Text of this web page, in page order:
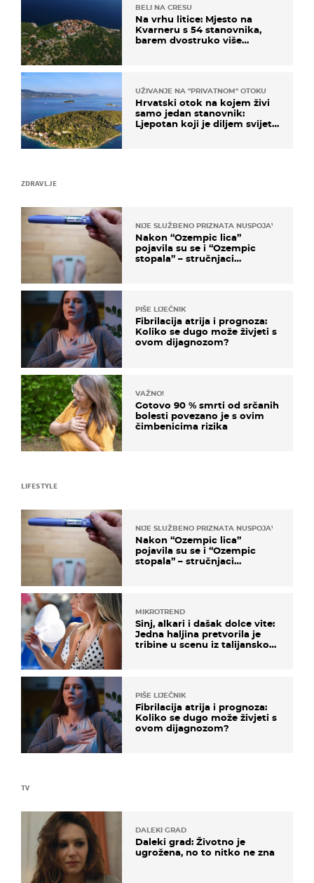
ZDRAVLJE
NIJE SLUŽBENO PRIZNATA NUSPOJAVA, ALI ...
Nakon “Ozempic lica”
pojavila su se i “Ozempic
stopala” – stručnjaci
PIŠE LIJEČNIK
Fibrilacija atrija i prognoza:
Koliko se dugo može živjeti s
ovom dijagnozom?
VAŽNO!
Gotovo 90 % smrti od srčanih
bolesti povezano je s ovim
čimbenicima rizika
TV
DALEKI GRAD
Daleki grad: Životno je
ugrožena, no to nitko ne zna
BELI NA CRESU
Na vrhu litice: Mjesto na
Kvarneru s 54 stanovnika,
barem dvostruko više
UŽIVANJE NA "PRIVATNOM" OTOKU
Hrvatski otok na kojem živi
samo jedan stanovnik:
Ljepotan koji je diljem svijeta
LIFESTYLE
NIJE SLUŽBENO PRIZNATA NUSPOJAVA, ALI ...
Nakon “Ozempic lica”
pojavila su se i “Ozempic
stopala” – stručnjaci
MIKROTREND
Sinj, alkari i dašak dolce vite:
Jedna haljina pretvorila je
tribine u scenu iz talijanskog
PIŠE LIJEČNIK
Fibrilacija atrija i prognoza:
Koliko se dugo može živjeti s
ovom dijagnozom?